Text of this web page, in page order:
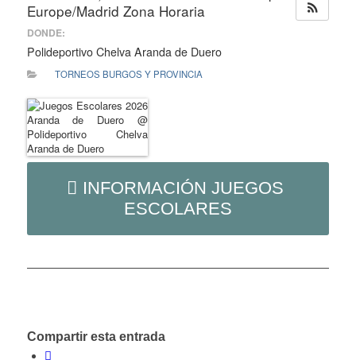
Europe/Madrid Zona Horaria
DONDE:
Polideportivo Chelva Aranda de Duero
TORNEOS BURGOS Y PROVINCIA
INFORMACIÓN JUEGOS
ESCOLARES
Compartir esta entrada